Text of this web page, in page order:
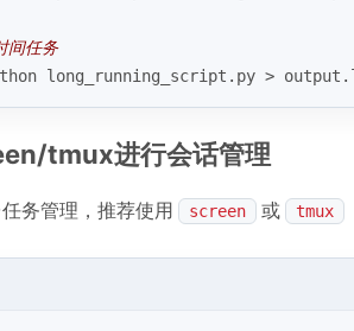
间任务
long_running_script.py >
tmux进行会话管理
务管理，推荐使用 screen 或 tmux